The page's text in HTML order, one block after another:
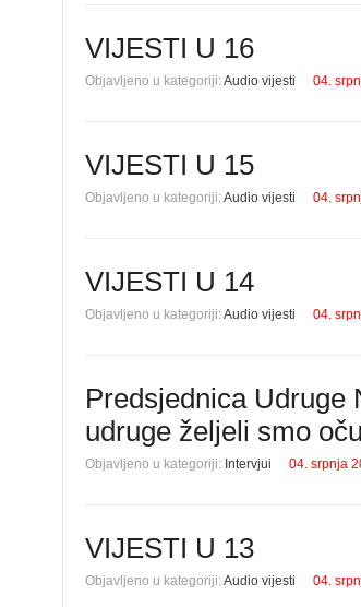
VIJESTI U 16
Objavljeno u kategoriji:Audio vijesti 04.
VIJESTI U 15
Objavljeno u kategoriji:Audio vijesti 04.
VIJESTI U 14
Objavljeno u kategoriji:Audio vijesti 04.
Predsjednica Udruge
udruge željeli smo
Objavljeno u kategoriji: Intervjui 04. srpnja
VIJESTI U 13
Objavljeno u kategoriji:Audio vijesti 04.